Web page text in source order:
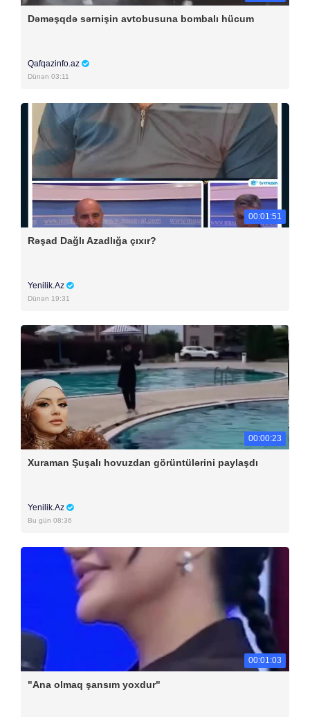
Dəməşqdə sərnişin avtobusuna bombalı hücum
Qafqazinfo.az
Dünən 03:11
00:01:51
Rəşad Dağlı Azadlığa çıxır?
Yenilik.Az
Dünən 19:31
00:00:23
Xuraman Şuşalı hovuzdan görüntülərini paylaşdı
Yenilik.Az
Bu gün 08:36
00:01:03
"Ana olmaq şansım yoxdur"